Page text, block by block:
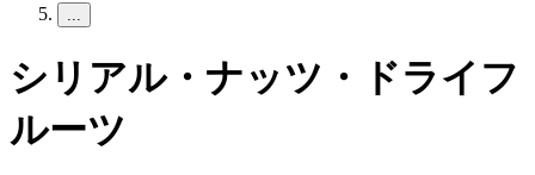
...
シリアル・ナッツ・ドライフ
ルーツ